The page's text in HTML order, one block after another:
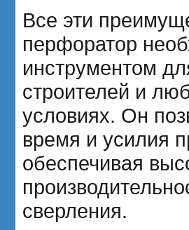
Все эти
перфоратор
инструментом
строителей и
условиях. Он
время и усилия
обеспечивая
сверления.